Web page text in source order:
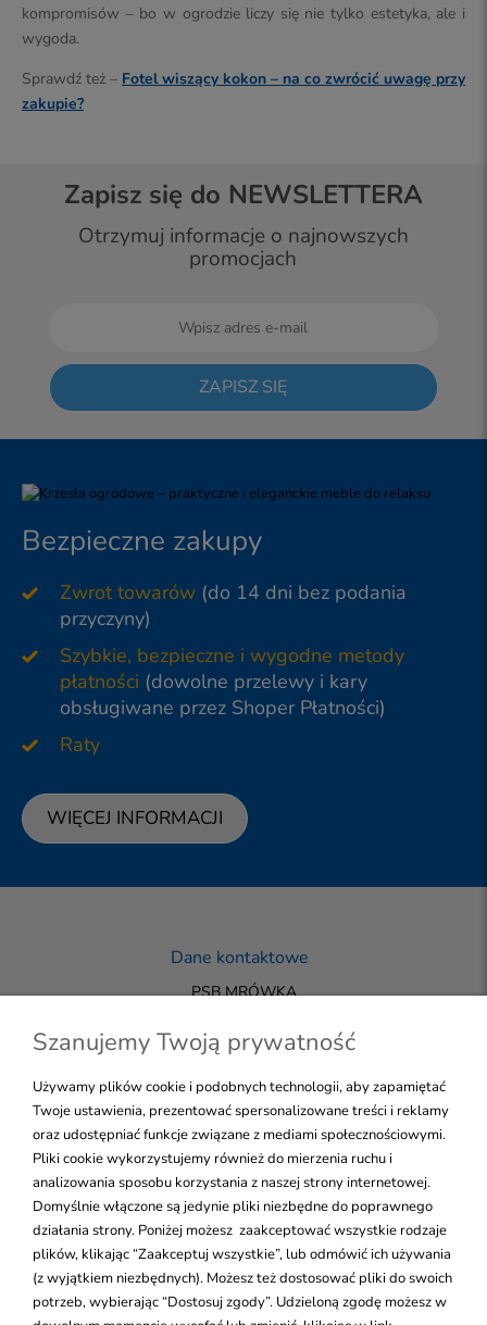
kompromisów – bo w ogrodzie liczy się nie tylko estetyka, ale i
wygoda.
Sprawdź też – Fotel wiszący kokon – na co zwrócić uwagę przy
zakupie?
Zapisz się do NEWSLETTERA
Otrzymuj informacje o najnowszych
promocjach
ZAPISZ SIĘ
Bezpieczne zakupy
Zwrot towarów (do 14 dni bez podania
przyczyny)
Szybkie, bezpieczne i wygodne metody
płatności (dowolne przelewy i kary
obsługiwane przez Shoper Płatności)
Raty
WIĘCEJ INFORMACJI
Pomoc
Dane kontaktowe
PSB MRÓWKA
+48 723 144 455
biuro@mrowka-sklepdt.pl
NALEŻYMY DO GRUPY PSB
WSZELKIE PRAWA ZASTRZEŻONE
Szanujemy Twoją prywatność
Używamy plików cookie i podobnych technologii, aby zapamiętać
Twoje ustawienia, prezentować spersonalizowane treści i reklamy
oraz udostępniać funkcje związane z mediami społecznościowymi.
Pliki cookie wykorzystujemy również do mierzenia ruchu i
analizowania sposobu korzystania z naszej strony internetowej.
Domyślnie włączone są jedynie pliki niezbędne do poprawnego
działania strony. Poniżej możesz zaakceptować wszystkie rodzaje
plików, klikając “Zaakceptuj wszystkie”, lub odmówić ich używania
(z wyjątkiem niezbędnych). Możesz też dostosować pliki do swoich
potrzeb, wybierając “Dostosuj zgody”. Udzieloną zgodę możesz w